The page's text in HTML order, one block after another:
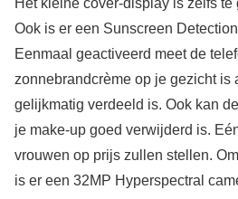
Het kleine cover-display is zelfs
Ook is er een Sunscreen
Eenmaal geactiveerd meet de
zonnebrandcrème op je gezicht is
gelijkmatig verdeeld is. Ook kan
je make-up goed verwijderd is.
vrouwen op prijs zullen stellen.
is er een 32MP Hyperspectral